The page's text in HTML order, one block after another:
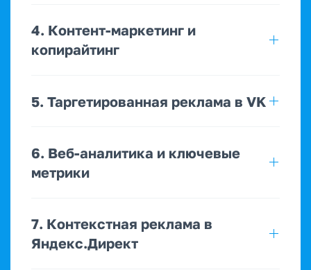
4. Контент-маркетинг и
копирайтинг
5. Таргетированная реклама в VK
6. Веб-аналитика и ключевые
метрики
7. Контекстная реклама в
Яндекс.Директ